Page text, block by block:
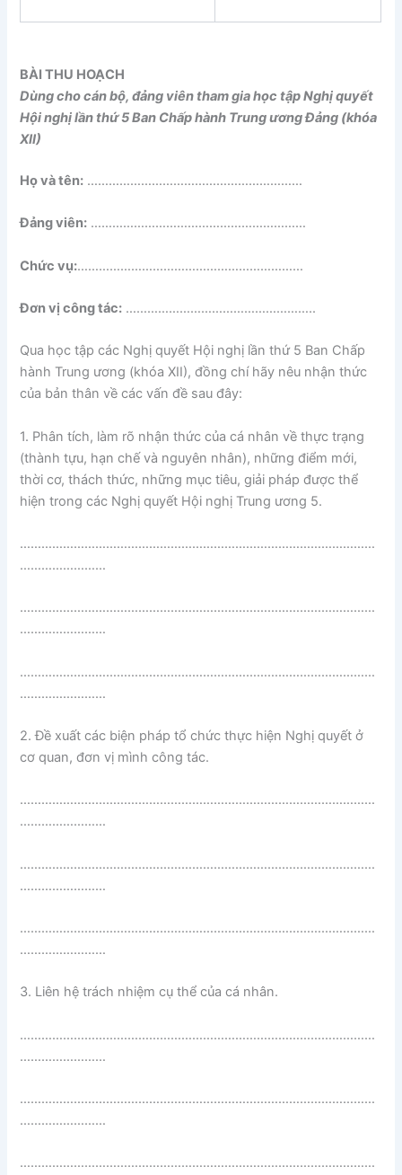
BÀI THU HOẠCH
Dùng cho cán bộ, đảng viên tham gia học tập Nghị quyết
Hội nghị lần thứ 5 Ban Chấp hành Trung ương Đảng (khóa
XII)
Họ và tên: ……………………………………………………
Đảng viên: ……………………………………………………
Chức vụ:………………………………………………………
Đơn vị công tác: ……………………………………………..
Qua học tập các Nghị quyết Hội nghị lần thứ 5 Ban Chấp
hành Trung ương (khóa XII), đồng chí hãy nêu nhận thức
của bản thân về các vấn đề sau đây:
1. Phân tích, làm rõ nhận thức của cá nhân về thực trạng
(thành tựu, hạn chế và nguyên nhân), những điểm mới,
thời cơ, thách thức, những mục tiêu, giải pháp được thể
hiện trong các Nghị quyết Hội nghị Trung ương 5.
………………………………………………………………………………………
……………………
………………………………………………………………………………………
……………………
………………………………………………………………………………………
……………………
2. Đề xuất các biện pháp tổ chức thực hiện Nghị quyết ở
cơ quan, đơn vị mình công tác.
………………………………………………………………………………………
……………………
………………………………………………………………………………………
……………………
………………………………………………………………………………………
……………………
3. Liên hệ trách nhiệm cụ thể của cá nhân.
………………………………………………………………………………………
……………………
………………………………………………………………………………………
……………………
………………………………………………………………………………………